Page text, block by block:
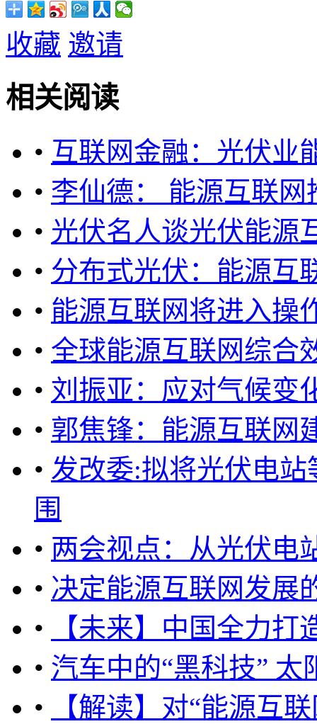
收藏 邀请
相关阅读
• 互联网金融：光伏业
• 李仙德： 能源互联
• 光伏名人谈光伏能源
• 分布式光伏：能源互
• 能源互联网将进入操
• 全球能源互联网综合
• 刘振亚：应对气候变
• 郭焦锋：能源互联网
• 发改委:拟将光伏电
围
• 两会视点：从光伏电
• 决定能源互联网发展
•
【未来】中国全力
• 汽车中的“黑科技” 太
•
【解读】对“能源互